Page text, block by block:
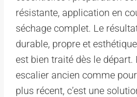
résistante, application en
séchage complet. Le
durable, propre et
est bien traité dès le départ.
escalier ancien comme
plus récent, c’est une